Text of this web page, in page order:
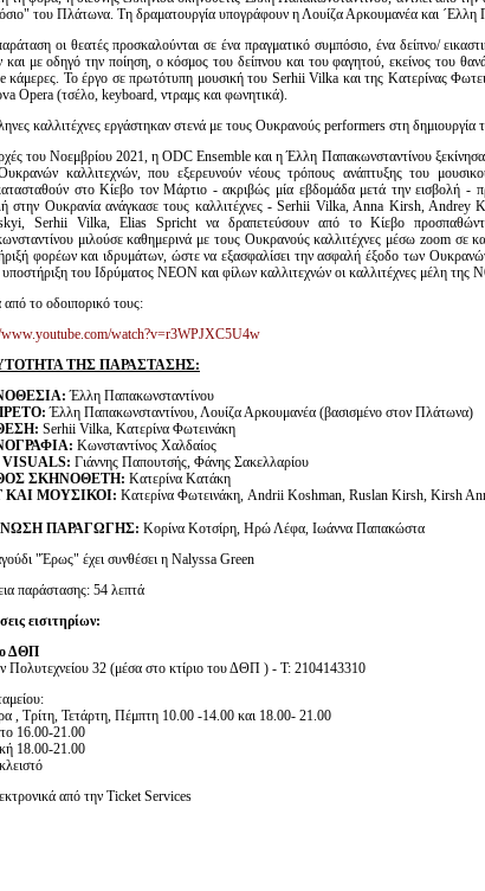
του Πλάτωνα. Τη δραματουργία υπογράφουν η Λουίζα Αρκουμανέα και ´Ελλη
οι θεατές προσκαλούνται σε ένα πραγματικό συμπόσιο, ένα δείπνο/
και με οδηγό την ποίηση, ο κόσμος του δείπνου και του φαγητού, εκείνος του
κάμερες. Το έργο σε πρωτότυπη μουσική του Serhii Vilka και της Κατερίνας
Opera (τσέλο, keyboard, ντραμς και φωνητικά).
καλλιτέχνες εργάστηκαν στενά με τους Ουκρανούς performers στη
του Νοεμβρίου 2021, η ODC Ensemble και η Έλλη Παπακωνσταντίνου
καλλιτεχνών, που εξερευνούν νέους τρόπους ανάπτυξης του
στο Κίεβο τον Μάρτιο - ακριβώς μία εβδομάδα μετά την εισβολή -
στην Ουκρανία ανάγκασε τους καλλιτέχνες - Serhii Vilka, Anna Kirsh,
Serhii Vilka, Elias Spricht να δραπετεύσουν από το Κίεβο
μιλούσε καθημερινά με τους Ουκρανούς καλλιτέχνες μέσω zoom σε
φορέων και ιδρυμάτων, ώστε να εξασφαλίσει την ασφαλή έξοδο των
υποστήριξη του Ιδρύματος ΝΕΟΝ και φίλων καλλιτεχνών οι καλλιτέχνες μέλη της
το οδοιπορικό τους:
watch?v=r3WPJXC5U4w
ΤΗΣ ΠΑΡΑΣΤΑΣΗΣ:
Έλλη Παπακωνσταντίνου
Έλλη Παπακωνσταντίνου, Λουίζα Αρκουμανέα (βασισμένο στον Πλάτωνα)
Serhii Vilka, Κατερίνα Φωτεινάκη
Κωνσταντίνος Χαλδαίος
Γιάννης Παπουτσής, Φάνης Σακελλαρίου
ΣΚΗΝΟΘΕΤΗ: Κατερίνα Κατάκη
ΚΑΙ ΜΟΥΣΙΚΟΙ: Κατερίνα Φωτεινάκη, Andrii Koshman, Ruslan Kirsh, Kirsh
ΠΑΡΑΓΩΓΗΣ: Κορίνα Κοτσίρη, Ηρώ Λέφα, Ιωάννα Παπακώστα
"Έρως" έχει συνθέσει η Nalyssa Green
παράστασης: 54 λεπτά
εισιτηρίων:
ΔΘΠ
32 (μέσα στο κτίριο του ΔΘΠ ) - Τ: 2104143310
, Τρίτη, Τετάρτη, Πέμπτη 10.00 -14.00 και 18.00- 21.00
16.00-21.00
18.00-21.00
από την Ticket Services